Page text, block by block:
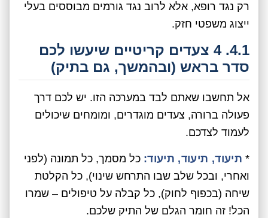
רק נגד רופא, אלא לרוב נגד גורמים מבוססים בעלי
ייצוג משפטי חזק.
4.1. 4 צעדים קריטיים שיעשו לכם
סדר בראש (ובהמשך, גם בתיק)
אל תחשבו שאתם לבד במערכה הזו. יש לכם דרך
פעולה ברורה, צעדים מוגדרים, ומומחים שיכולים
לעמוד לצדכם.
* תיעוד, תיעוד, תיעוד: כל מסמך, כל תמונה (לפני
ואחרי, ובכל שלב שבו התרחש שינוי), כל הקלטת
שיחה (בכפוף לחוק), כל קבלה על טיפולים – שמרו
הכל! זה חומר הגלם של התיק שלכם.